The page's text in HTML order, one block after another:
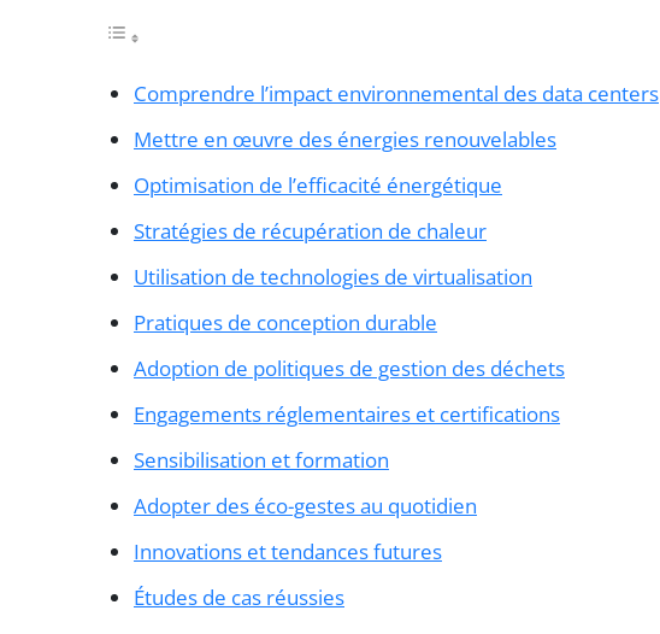
Comprendre l’impact environnemental des data centers
Mettre en œuvre des énergies renouvelables
Optimisation de l’efficacité énergétique
Stratégies de récupération de chaleur
Utilisation de technologies de virtualisation
Pratiques de conception durable
Adoption de politiques de gestion des déchets
Engagements réglementaires et certifications
Sensibilisation et formation
Adopter des éco-gestes au quotidien
Innovations et tendances futures
Études de cas réussies